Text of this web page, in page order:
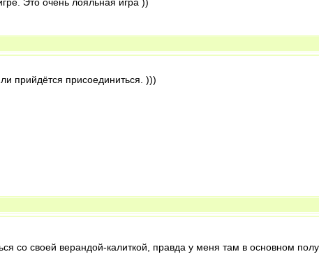
прийдётся присоединиться. )))
со своей верандой-калиткой, правда у меня там в основном